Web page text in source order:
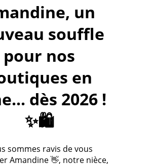
un
souffle
pour nos
en
dès 2026 !
✨🛍️
sommes ravis de vous
Amandine 👋, notre nièce,